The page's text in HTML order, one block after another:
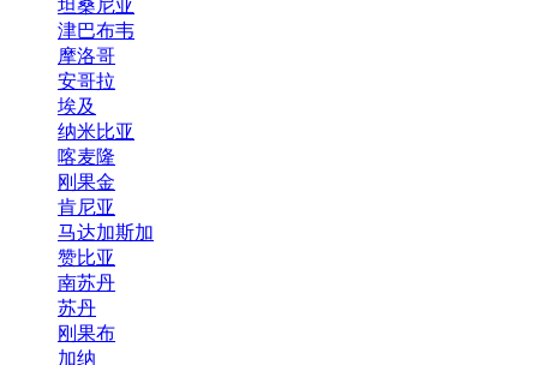
坦桑尼亚
津巴布韦
摩洛哥
安哥拉
埃及
纳米比亚
喀麦隆
刚果金
肯尼亚
马达加斯加
赞比亚
南苏丹
苏丹
刚果布
加纳